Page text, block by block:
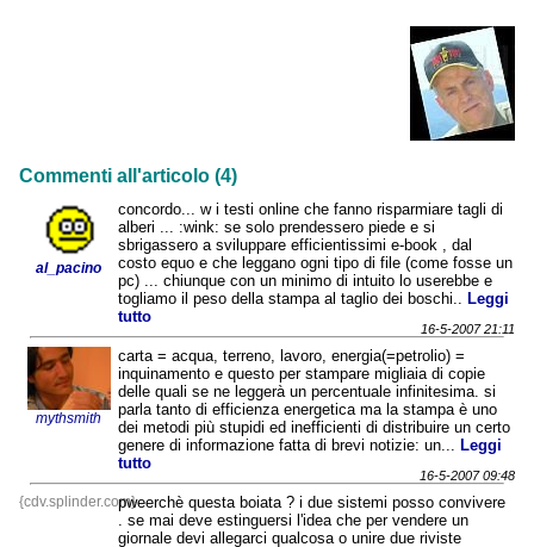
Commenti all'articolo (4)
al_pacino
concordo... w i testi online che fanno risparmiare tagli di
alberi ... :wink: se solo prendessero piede e si
sbrigassero a sviluppare efficientissimi e-book , dal
costo equo e che leggano ogni tipo di file (come fosse un
pc) ... chiunque con un minimo di intuito lo userebbe e
togliamo il peso della stampa al taglio dei boschi.. Leggi
tutto
16-5-2007 21:11
mythsmith
carta = acqua, terreno, lavoro, energia(=petrolio) =
inquinamento e questo per stampare migliaia di copie
delle quali se ne leggerà un percentuale infinitesima. si
parla tanto di efficienza energetica ma la stampa è uno
dei metodi più stupidi ed inefficienti di distribuire un certo
genere di informazione fatta di brevi notizie: un... Leggi
tutto
16-5-2007 09:48
{cdv.splinder.com}pweerchè questa boiata ? i due sistemi posso convivere
. se mai deve estinguersi l'idea che per vendere un
giornale devi allegarci qualcosa o unire due riviste